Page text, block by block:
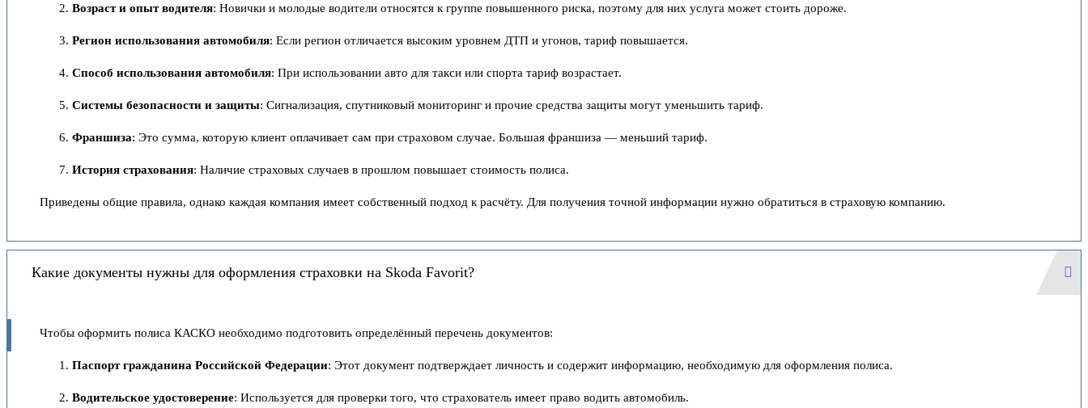
Возраст и опыт водителя: Новички и молодые водители относятся к группе повышенного риска, поэтому для них услуга может стоить дороже.
Регион использования автомобиля: Если регион отличается высоким уровнем ДТП и угонов, тариф повышается.
Способ использования автомобиля: При использовании авто для такси или спорта тариф возрастает.
Системы безопасности и защиты: Сигнализация, спутниковый мониторинг и прочие средства защиты могут уменьшить тариф.
Франшиза: Это сумма, которую клиент оплачивает сам при страховом случае. Большая франшиза — меньший тариф.
История страхования: Наличие страховых случаев в прошлом повышает стоимость полиса.
Приведены общие правила, однако каждая компания имеет собственный подход к расчёту. Для получения точной информации нужно обратиться в страховую компанию.
Какие документы нужны для оформления страховки на Skoda Favorit?
Чтобы оформить полиса КАСКО необходимо подготовить определённый перечень документов:
Паспорт гражданина Российской Федерации: Этот документ подтверждает личность и содержит информацию, необходимую для оформления полиса.
Водительское удостоверение: Используется для проверки того, что страхователь имеет право водить автомобиль.